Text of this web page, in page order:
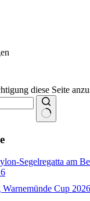
diese Seite
Segelregatta am
Cup